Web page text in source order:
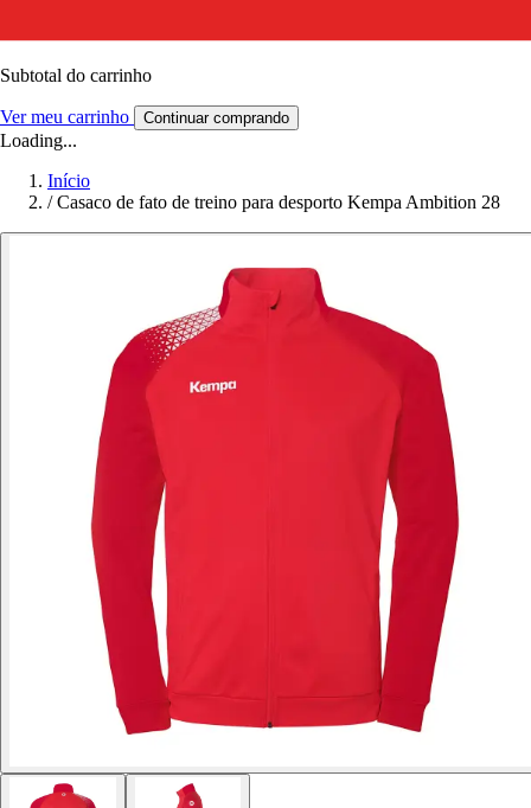
Subtotal do carrinho
Ver meu carrinho Continuar comprando
Loading...
Início
/ Casaco de fato de treino para desporto Kempa Ambition 28